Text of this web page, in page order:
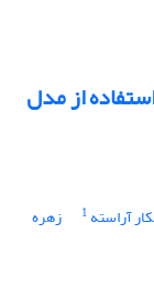
از مدل
آراسته 1 زهره